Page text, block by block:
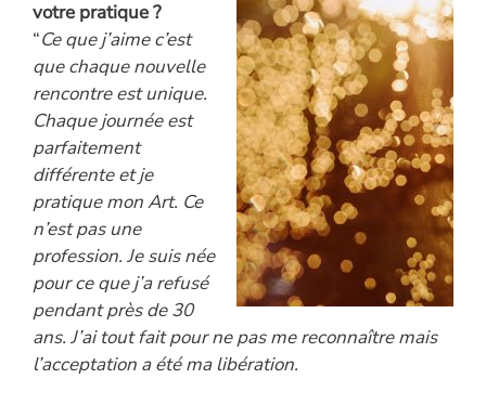
votre pratique ?
“Ce que j’aime c’est
que chaque nouvelle
rencontre est unique.
Chaque journée est
parfaitement
différente et je
pratique mon Art. Ce
n’est pas une
profession. Je suis née
pour ce que j’a refusé
pendant près de 30
ans. J’ai tout fait pour ne pas me reconnaître mais
l’acceptation a été ma libération.